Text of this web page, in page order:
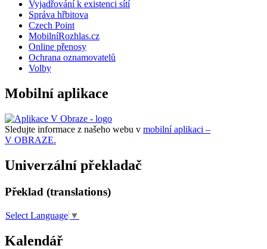
Vyjadřování k existenci sítí
Správa hřbitova
Czech Point
MobilníRozhlas.cz
Online přenosy
Ochrana oznamovatelů
Volby
Mobilní aplikace
Sledujte informace z našeho webu v mobilní aplikaci –
V OBRAZE.
Univerzální překladač
Překlad (translations)
Select Language ▼
Kalendář